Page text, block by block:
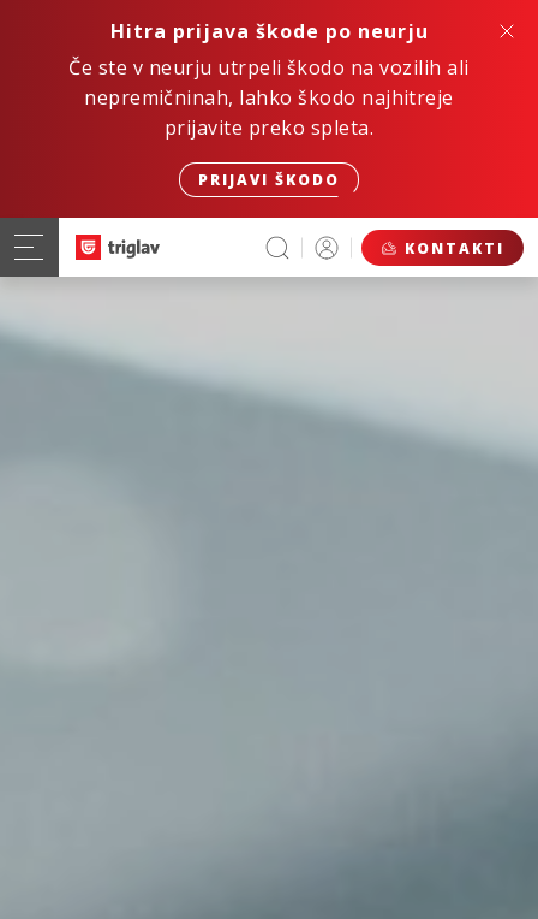
Hitra prijava škode po neurju
Če ste v neurju utrpeli škodo na vozilih ali
nepremičninah, lahko škodo najhitreje
prijavite preko spleta.
PRIJAVI ŠKODO
KONTAKTI